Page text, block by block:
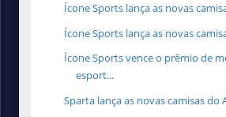
Ícone Sports lança as novas
Ícone Sports lança as novas
Ícone Sports vence o prêmio de
esport...
Sparta lança as novas camisas do